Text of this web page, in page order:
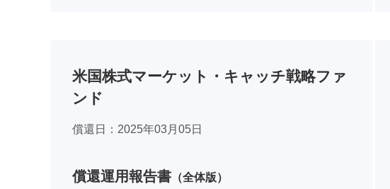
米国株式マーケット・キャッチ戦略ファ
ンド
償還日 2025年03月05日
償還運用報告書 （全体版）